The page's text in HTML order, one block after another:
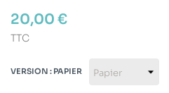
20,00 €
TTC
VERSION : PAPIER